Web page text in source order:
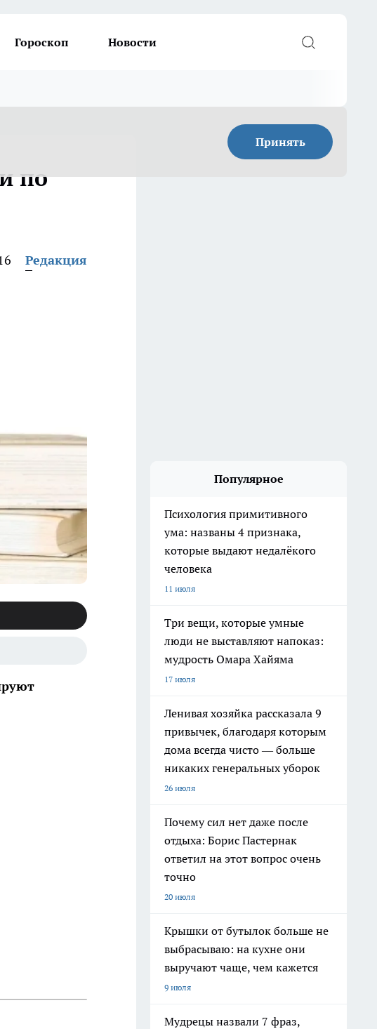
Гороскоп Новости
Принять
по
Редакция
Популярное
Психология примитивного
ума: названы 4 признака,
которые выдают недалёкого
человека
11 июля
Три вещи, которые умные
люди не выставляют напоказ:
мудрость Омара Хайяма
17 июля
Ленивая хозяйка рассказала 9
привычек, благодаря которым
дома всегда чисто — больше
никаких генеральных уборок
26 июля
Почему сил нет даже после
отдыха: Борис Пастернак
ответил на этот вопрос очень
точно
20 июля
Крышки от бутылок больше не
выбрасываю: на кухне они
выручают чаще, чем кажется
9 июля
Мудрецы назвали 7 фраз,